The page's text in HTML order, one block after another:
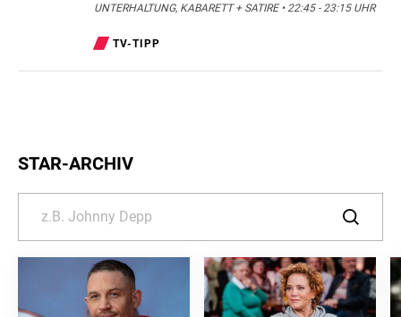
UNTERHALTUNG, KABARETT + SATIRE • 22:45 - 23:15 UHR
TV-TIPP
STAR-ARCHIV